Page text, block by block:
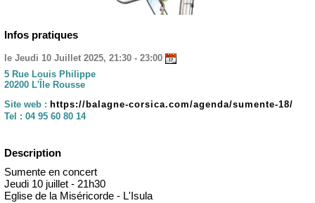
Infos pratiques
le Jeudi 10 Juillet 2025, 21:30 - 23:00
5 Rue Louis Philippe
20200 L'Île Rousse
Site web : https://balagne-corsica.com/agenda/sumente-18/
Tel : 04 95 60 80 14
Description
Sumente en concert
Jeudi 10 juillet - 21h30
Eglise de la Miséricorde - L'Isula